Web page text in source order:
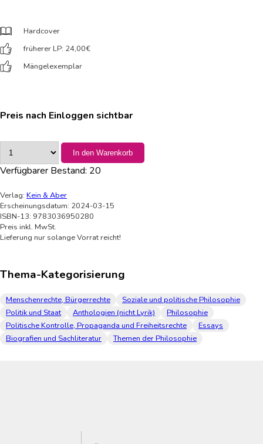
Hardcover
früherer LP: 24,00€
Mängelexemplar
Preis nach Einloggen sichtbar
In den Warenkorb
Verfügbarer Bestand: 20
Verlag: Kein & Aber
Erscheinungsdatum: 2024-03-15
ISBN-13: 9783036950280
Preis inkl. MwSt.
Lieferung nur solange Vorrat reicht!
Thema-Kategorisierung
Menschenrechte, Bürgerrechte
Soziale und politische Philosophie
Politik und Staat
Anthologien (nicht Lyrik)
Philosophie
Politische Kontrolle, Propaganda und Freiheitsrechte
Essays
Biografien und Sachliteratur
Themen der Philosophie